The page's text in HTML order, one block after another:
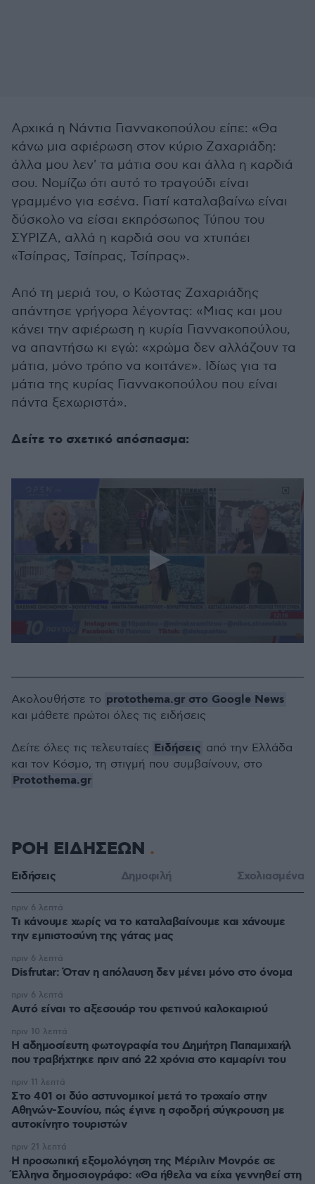
Αρχικά η Νάντια Γιαννακοπούλου είπε: «Θα
κάνω μια αφιέρωση στον κύριο Ζαχαριάδη:
άλλα μου λεν' τα μάτια σου και άλλα η καρδιά
σου. Νομίζω ότι αυτό το τραγούδι είναι
γραμμένο για εσένα. Γιατί καταλαβαίνω είναι
δύσκολο να είσαι εκπρόσωπος Τύπου του
ΣΥΡΙΖΑ, αλλά η καρδιά σου να χτυπάει
«Τσίπρας, Τσίπρας, Τσίπρας».
Από τη μεριά του, ο Κώστας Ζαχαριάδης
απάντησε γρήγορα λέγοντας: «Μιας και μου
κάνει την αφιέρωση η κυρία Γιαννακοπούλου,
να απαντήσω κι εγώ: «χρώμα δεν αλλάζουν τα
μάτια, μόνο τρόπο να κοιτάνε». Ιδίως για τα
μάτια της κυρίας Γιαννακοπούλου που είναι
πάντα ξεχωριστά».
Δείτε το σχετικό απόσπασμα:
1
minute,
0
Ακολουθήστε το protothema.gr στο Google News
και μάθετε πρώτοι όλες τις ειδήσεις
Δείτε όλες τις τελευταίες Ειδήσεις από την Ελλάδα
και τον Κόσμο, τη στιγμή που συμβαίνουν, στο
Protothema.gr
ΡΟΗ ΕΙΔΗΣΕΩΝ
Ειδήσεις Δημοφιλή Σχολιασμένα
Τι κάνουμε χωρίς να το καταλαβαίνουμε και χάνουμε
την εμπιστοσύνη της γάτας μας
πριν 6 λεπτά
Disfrutar: Όταν η απόλαυση δεν μένει μόνο στο όνομα
πριν 6 λεπτά
Αυτό είναι το αξεσουάρ του φετινού καλοκαιριού
πριν 6 λεπτά
Η αδημοσίευτη φωτογραφία του Δημήτρη Παπαμιχαήλ
που τραβήχτηκε πριν από 22 χρόνια στο καμαρίνι του
πριν 10 λεπτά
Στο 401 οι δύο αστυνομικοί μετά το τροχαίο στην
Αθηνών-Σουνίου, πώς έγινε η σφοδρή σύγκρουση με
αυτοκίνητο τουριστών
πριν 11 λεπτά
Η προσωπική εξομολόγηση της Μέριλιν Μονρόε σε
Έλληνα δημοσιογράφο: «Θα ήθελα να είχα γεννηθεί στη
πριν 21 λεπτά